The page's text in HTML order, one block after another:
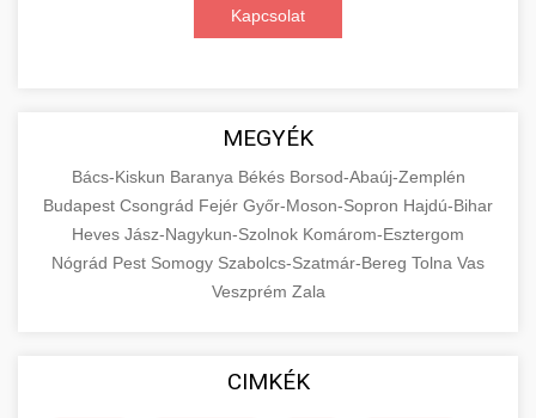
Kapcsolat
MEGYÉK
Bács-Kiskun Baranya Békés Borsod-Abaúj-Zemplén
Budapest Csongrád Fejér Győr-Moson-Sopron Hajdú-Bihar
Heves Jász-Nagykun-Szolnok Komárom-Esztergom
Nógrád Pest Somogy Szabolcs-Szatmár-Bereg Tolna Vas
Veszprém Zala
CIMKÉK